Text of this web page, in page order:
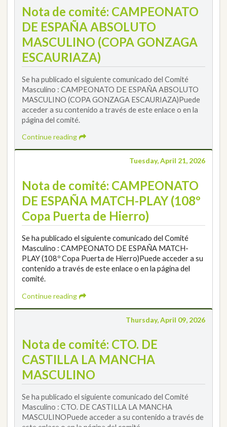
Nota de comité: CAMPEONATO
DE ESPAÑA ABSOLUTO
MASCULINO (COPA GONZAGA
ESCAURIAZA)
Se ha publicado el siguiente comunicado del Comité
Masculino : CAMPEONATO DE ESPAÑA ABSOLUTO
MASCULINO (COPA GONZAGA ESCAURIAZA)Puede
acceder a su contenido a través de este enlace o en la
página del comité.
Continue reading
Tuesday, April 21, 2026
Nota de comité: CAMPEONATO
DE ESPAÑA MATCH-PLAY (108º
Copa Puerta de Hierro)
Se ha publicado el siguiente comunicado del Comité
Masculino : CAMPEONATO DE ESPAÑA MATCH-
PLAY (108º Copa Puerta de Hierro)Puede acceder a su
contenido a través de este enlace o en la página del
comité.
Continue reading
Thursday, April 09, 2026
Nota de comité: CTO. DE
CASTILLA LA MANCHA
MASCULINO
Se ha publicado el siguiente comunicado del Comité
Masculino : CTO. DE CASTILLA LA MANCHA
MASCULINOPuede acceder a su contenido a través de